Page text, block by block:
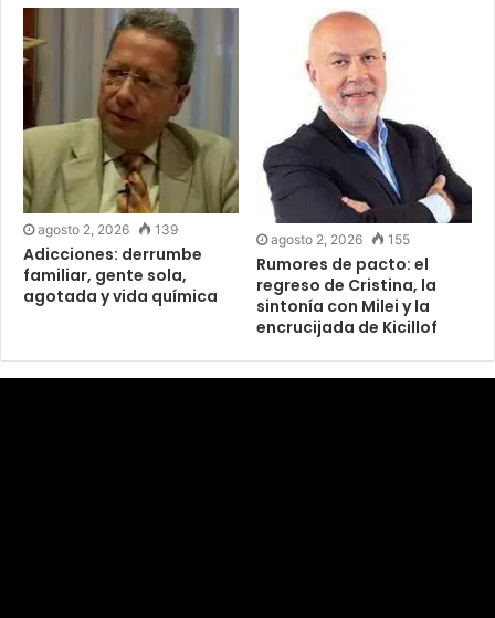
agosto 2, 2026 139
Adicciones: derrumbe
familiar, gente sola,
agotada y vida química
agosto 2, 2026 155
Rumores de pacto: el
regreso de Cristina, la
sintonía con Milei y la
encrucijada de Kicillof